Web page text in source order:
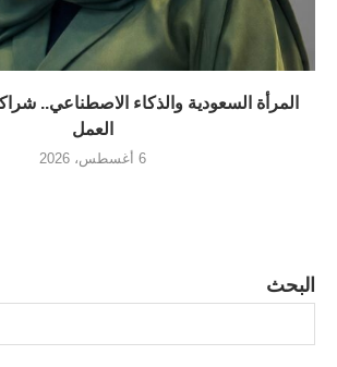
المرأة السعودية والذكاء الاصطناعي..
العمل
6 أغسطس، 2026
البحث